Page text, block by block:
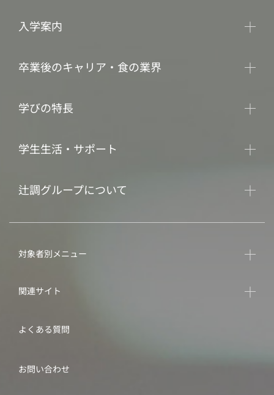
入学案内
卒業後のキャリア・食の業界
学びの特長
学生生活・サポート
辻調グループについて
対象者別メニュー
関連サイト
よくある質問
お問い合わせ